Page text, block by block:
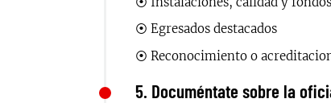
⦿ Egresados destacados
⦿ Reconocimiento o
5. Documéntate sobre la